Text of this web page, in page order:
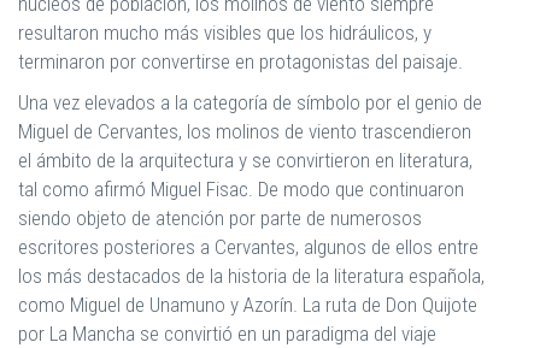
resultaron mucho más visibles que los hidráulicos, y
terminaron por convertirse en protagonistas del paisaje.
Una vez elevados a la categoría de símbolo por el genio de
Miguel de Cervantes, los molinos de viento trascendieron
el ámbito de la arquitectura y se convirtieron en literatura,
tal como afirmó Miguel Fisac. De modo que continuaron
siendo objeto de atención por parte de numerosos
escritores posteriores a Cervantes, algunos de ellos entre
los más destacados de la historia de la literatura española,
como Miguel de Unamuno y Azorín. La ruta de Don Quijote
por La Mancha se convirtió en un paradigma del viaje